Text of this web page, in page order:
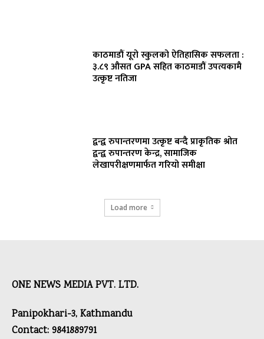
काठमाडौं यूरो स्कुलको ऐतिहासिक सफलता :
३.८९ औसत GPA सहित काठमाडौं उपत्यकामै
उत्कृष्ट नतिजा
द्वन्द्व रुपान्तरणमा उत्कृष्ट बन्दै प्राकृतिक श्रोत
द्वन्द्व रुपान्तरण केन्द्र, सामाजिक
लेखापरीक्षणमार्फत गरियो समीक्षा
Load more
ONE NEWS MEDIA PVT. LTD.
Panipokhari-3, Kathmandu
Contact: 9841889791